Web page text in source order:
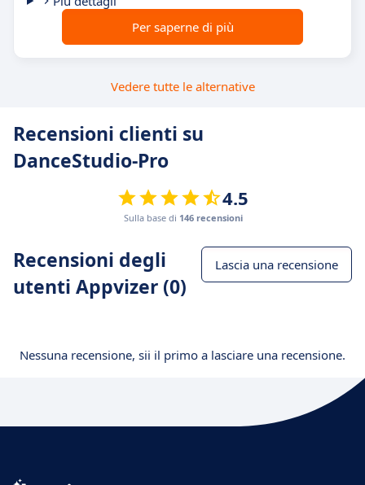
Per saperne di più
Vedere tutte le alternative
Recensioni clienti su
DanceStudio-Pro
4.5
Sulla base di 146 recensioni
Recensioni degli
utenti Appvizer (0)
Lascia una recensione
Nessuna recensione, sii il primo a lasciare una recensione.